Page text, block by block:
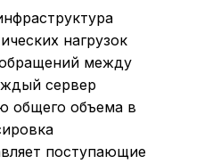
нагрузок
между
сервер
общего объема в
поступающие